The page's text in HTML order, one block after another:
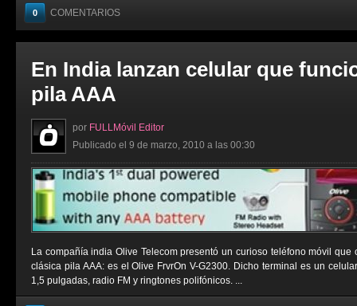
0 COMENTARIOS
En India lanzan celular que
pila AAA
por FULLMóvil Editor
Publicado el 9 de marzo, 2010 a las 00:30
La compañía india Olive Telecom presentó un curioso teléfono móvil
clásica pila AAA: es el Olive FrvrOn V-G2300. Dicho terminal es un
1,5 pulgadas, radio FM y ringtones polifónicos. ...